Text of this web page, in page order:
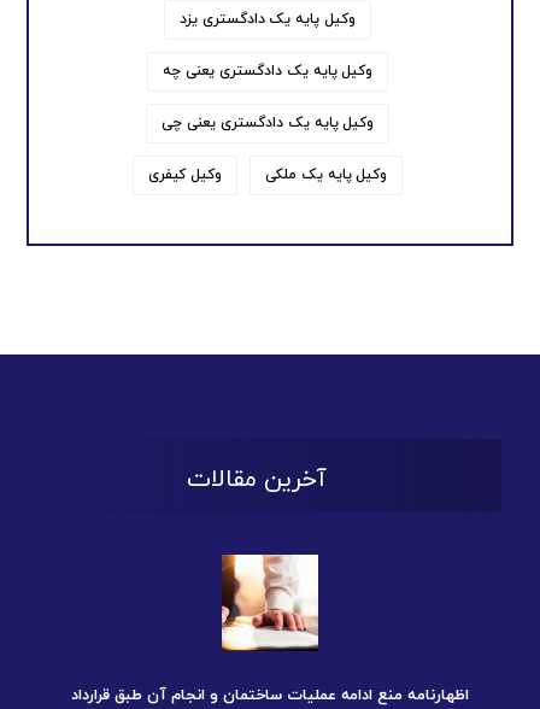
وکیل پایه یک دادگستری یزد
وکیل پایه یک دادگستری یعنی چه
وکیل پایه یک دادگستری یعنی چی
وکیل پایه یک ملکی وکیل کیفری
آخرین مقالات
اظهارنامه منع ادامه عملیات ساختمان و انجام آن طبق قرارداد